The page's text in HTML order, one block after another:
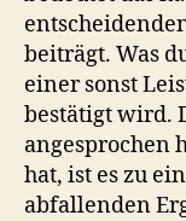
beiträgt. Was
einer sonst
bestätigt wird.
angesprochen
hat, ist es zu
abfallenden